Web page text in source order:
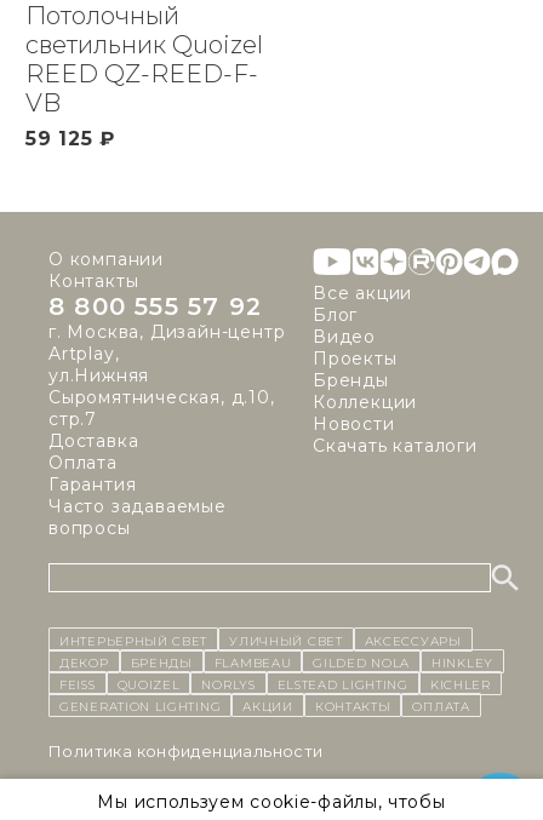
Потолочный
светильник Quoizel
REED QZ-REED-F-
VB
59 125 ₽
О компании
Контакты
8 800 555 57 92
г. Москва, Дизайн-центр
Artplay,
ул.Нижняя
Сыромятническая, д.10,
стр.7
Доставка
Оплата
Гарантия
Часто задаваемые
вопросы
Все акции
Блог
Видео
Проекты
Бренды
Коллекции
Новости
Скачать каталоги
ИНТЕРЬЕРНЫЙ СВЕТ уличный СВЕТ
Аксессуары
декор
бренды Flambeau Gilded Nola
Hinkley
Feiss
Quoizel Norlys Elstead Lighting
Kichler
Generation Lighting
Акции контакты Оплата
Политика конфиденциальности
Cоглашение на обработку персональных данных
Мы используем cookie-файлы, чтобы